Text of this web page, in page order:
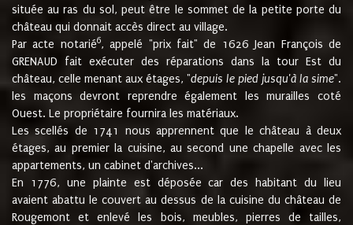
située au ras du sol, peut être le sommet de la petite porte du
château qui donnait accès direct au village.
Par acte notarié6, appelé "prix fait" de 1626 Jean François de
GRENAUD fait exécuter des réparations dans la tour Est du
château, celle menant aux étages, "depuis le pied jusqu'à la sime".
les maçons devront reprendre également les murailles coté
Ouest. Le propriétaire fournira les matériaux.
Les scellés de 1741 nous apprennent que le château à deux
étages, au premier la cuisine, au second une chapelle avec les
appartements, un cabinet d'archives...
En 1776, une plainte est déposée car des habitant du lieu
avaient abattu le couvert au dessus de la cuisine du château de
Rougemont et enlevé les bois, meubles, pierres de tailles,